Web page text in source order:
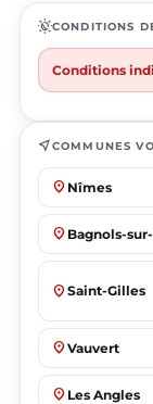
routineCONDITIONS
Conditions
near_meCOMMUNES
place Nîmes
place Bagnols-
place Saint-Gilles
place Vauvert
place Les Angles